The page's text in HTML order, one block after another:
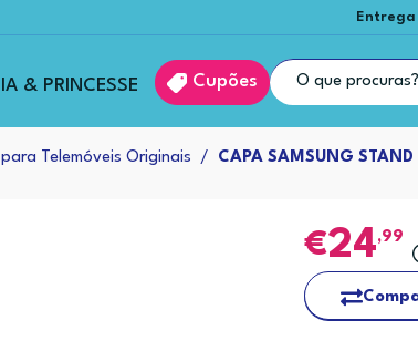
& PRINCESSE Cupões
Telemóveis Originais CAPA SAMSUNG STAND
24,99